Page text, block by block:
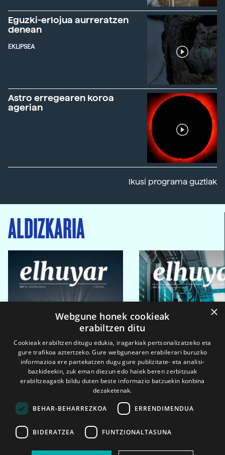
Eguzki-erlojua aurreratzen
denean
EKLIPSEA
Astro erregearen koroa
agerian
Ikusi programa guztiak
ALDIZKARIA
2026ko eka. 1a 2026ko mar. 1a
×
Webgune honek cookieak
erabiltzen ditu
Cookieak erabiltzen ditugu edukia, iragarkiak pertsonalizatzeko eta
gure trafikoa aztertzeko. Gure webgunearen erabilerari buruzko
informazioa ere partekatzen dugu gure publizitate- eta analisi-
bazkideekin, zuk eman diezun edo haiek beren zerbitzuak
erabiltzeagatik bildu duten beste informazio batzuekin konbina
dezaketenak.
BEHAR-BEHARREZKOA ERRENDIMENDUA
BIDERATZEA FUNTZIONALTASUNA